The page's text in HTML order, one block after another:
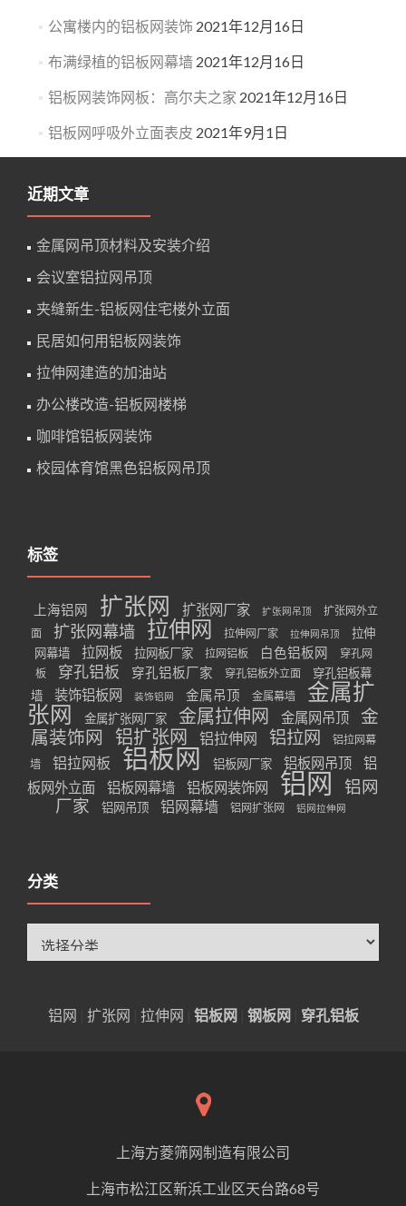
公寓楼内的铝板网装饰 2021年12月16日
布满绿植的铝板网幕墙 2021年12月16日
铝板网装饰网板：高尔夫之家 2021年12月16日
铝板网呼吸外立面表皮 2021年9月1日
近期文章
金属网吊顶材料及安装介绍
会议室铝拉网吊顶
夹缝新生-铝板网住宅楼外立面
民居如何用铝板网装饰
拉伸网建造的加油站
办公楼改造-铝板网楼梯
咖啡馆铝板网装饰
校园体育馆黑色铝板网吊顶
标签
上海铝网 扩张网 扩张网厂家 扩张网吊顶
扩张网外立
面
扩张网幕墙 拉伸网 拉伸网厂家 拉伸网吊顶
拉伸
网幕墙
拉网板 拉网板厂家 拉网铝板 白色铝板网
穿孔网
板
穿孔铝板 穿孔铝板厂家 穿孔铝板外立面
穿孔铝板幕
墙
装饰铝板网 装饰铝网 金属吊顶 金属幕墙
金属扩
张网
金属扩张网厂家 金属拉伸网 金属网吊顶
金
属装饰网
铝扩张网 铝拉伸网 铝拉网
铝拉网幕
墙
铝拉网板 铝板网 铝板网厂家 铝板网吊顶
铝
板网外立面
铝板网幕墙 铝板网装饰网 铝网
铝网
厂家
铝网吊顶 铝网幕墙 铝网扩张网 铝网拉伸网
分类
铝网 扩张网 拉伸网 铝板网 钢板网 穿孔铝板
上海方菱筛网制造有限公司
上海市松江区新浜工业区天台路68号